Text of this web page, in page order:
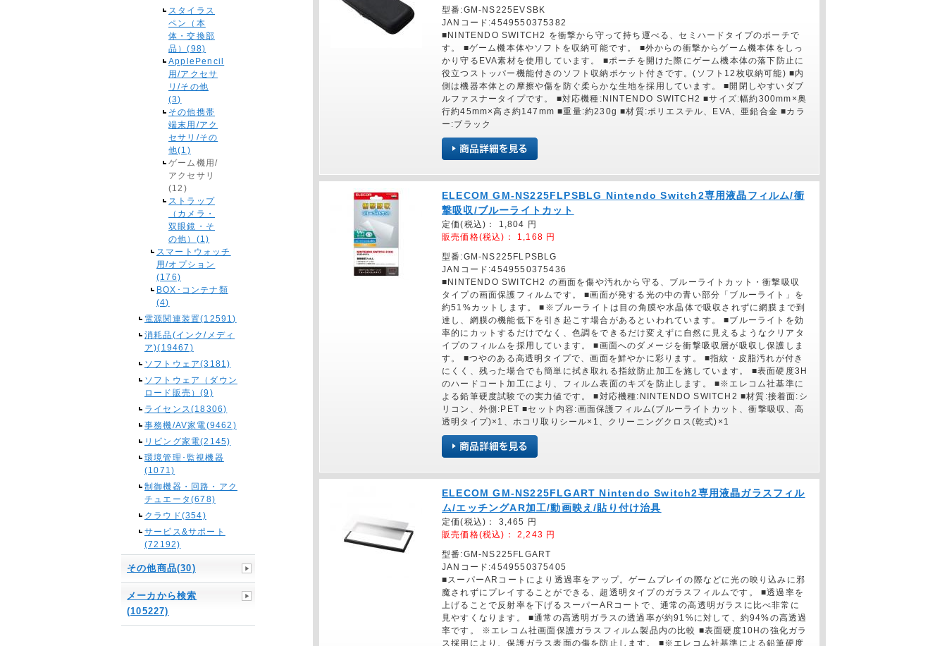
スタイラス
ペン（本
体・交換部
品）(98)
ApplePencil
用/アクセサ
リ/その他
(3)
その他携帯
端末用/アク
セサリ/その
他(1)
ゲーム機用/
アクセサリ
(12)
ストラップ
（カメラ・
双眼鏡・そ
の他）(1)
スマートウォッチ
用/オプション
(176)
BOX･コンテナ類
(4)
電源関連装置(12591)
消耗品(インク/メディ
ア)(19467)
ソフトウェア(3181)
ソフトウェア（ダウン
ロード販売）(9)
ライセンス(18306)
事務機/AV家電(9462)
リビング家電(2145)
環境管理･監視機器
(1071)
制御機器・回路・アク
チュエータ(678)
クラウド(354)
サービス&サポート
(72192)
その他商品(30)
メーカから検索
(105227)
型番:GM-NS225EVSBK
JANコード:4549550375382
■NINTENDO SWITCH2 を衝撃から守って持ち運べる、セミハードタイプのポーチで
す。 ■ゲーム機本体やソフトを収納可能です。 ■外からの衝撃からゲーム機本体をしっ
かり守るEVA素材を使用しています。 ■ポーチを開けた際にゲーム機本体の落下防止に
役立つストッパー機能付きのソフト収納ポケット付きです。(ソフト12枚収納可能) ■内
側は機器本体との摩擦や傷を防ぐ柔らかな生地を採用しています。 ■開閉しやすいダブ
ルファスナータイプです。 ■対応機種:NINTENDO SWITCH2 ■サイズ:幅約300mm×奥
行約45mm×高さ約147mm ■重量:約230g ■材質:ポリエステル、EVA、亜鉛合金 ■カラ
ー:ブラック
ELECOM GM-NS225FLPSBLG Nintendo Switch2専用液晶フィルム/衝
撃吸収/ブルーライトカット
定価(税込)： 1,804 円
販売価格(税込)： 1,168 円
型番:GM-NS225FLPSBLG
JANコード:4549550375436
■NINTENDO SWITCH2 の画面を傷や汚れから守る、ブルーライトカット・衝撃吸収
タイプの画面保護フィルムです。 ■画面が発する光の中の青い部分「ブルーライト」を
約51%カットします。 ■※ブルーライトは目の角膜や水晶体で吸収されずに網膜まで到
達し、網膜の機能低下を引き起こす場合があるといわれています。 ■ブルーライトを効
率的にカットするだけでなく、色調をできるだけ変えずに自然に見えるようなクリアタ
イプのフィルムを採用しています。 ■画面へのダメージを衝撃吸収層が吸収し保護しま
す。 ■つやのある高透明タイプで、画面を鮮やかに彩ります。 ■指紋・皮脂汚れが付き
にくく、残った場合でも簡単に拭き取れる指紋防止加工を施しています。 ■表面硬度3H
のハードコート加工により、フィルム表面のキズを防止します。 ■※エレコム社基準に
よる鉛筆硬度試験での実力値です。 ■対応機種:NINTENDO SWITCH2 ■材質:接着面:シ
リコン、外側:PET ■セット内容:画面保護フィルム(ブルーライトカット、衝撃吸収、高
透明タイプ)×1、ホコリ取りシール×1、クリーニングクロス(乾式)×1
ELECOM GM-NS225FLGART Nintendo Switch2専用液晶ガラスフィル
ム/エッチングAR加工/動画映え/貼り付け治具
定価(税込)： 3,465
円
販売価格(税込)： 2,243 円
型番:GM-NS225FLGART
JANコード:4549550375405
■スーパーARコートにより透過率をアップ。ゲームプレイの際などに光の映り込みに邪
魔されずにプレイすることができる、超透明タイプのガラスフィルムです。 ■透過率を
上げることで反射率を下げるスーパーARコートで、通常の高透明ガラスに比べ非常に
見やすくなります。 ■通常の高透明ガラスの透過率が約91%に対して、約94%の高透過
率です。 ※エレコム社画面保護ガラスフィルム製品内の比較 ■表面硬度10Hの強化ガラ
ス採用により、保護ガラス表面の傷を防止します。 ■※エレコム社基準による鉛筆硬度